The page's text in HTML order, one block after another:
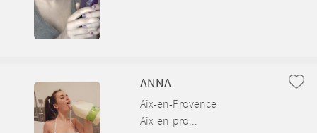
ANNA
Aix-en-Provence
Aix-en-pro...